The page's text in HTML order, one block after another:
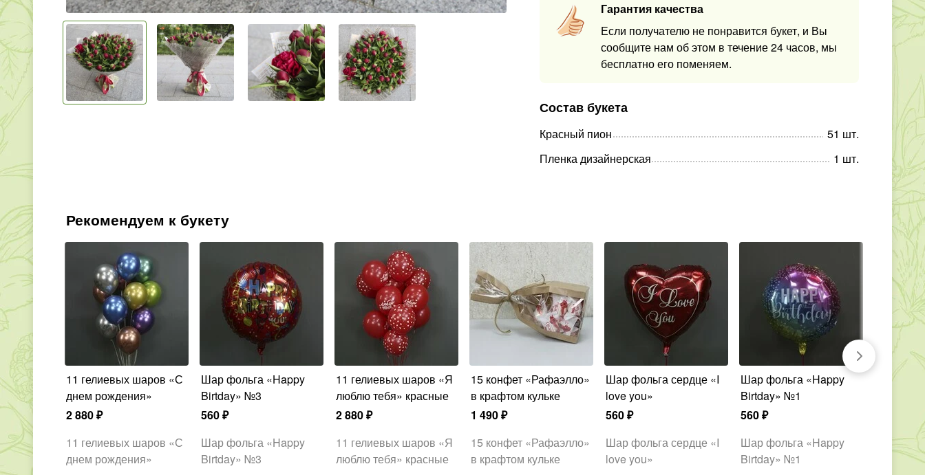
Гарантия качества
Если получателю не понравится букет, и Вы
сообщите нам об этом в течение 24 часов, мы
бесплатно его поменяем.
Состав букета
Красный пион 51 шт.
Пленка дизайнерская
1 шт.
Рекомендуем к букету
11 гелиевых шаров «С
днем рождения»
2 880₽
11 гелиевых шаров «С
днем рождения»
Шар фольга «Happy
Birtday» №3
560₽
Шар фольга «Happy
Birtday» №3
11 гелиевых шаров «Я
люблю тебя» красные
2 880₽
11 гелиевых шаров «Я
люблю тебя» красные
15 конфет «Рафаэлло»
в крафтом кульке
1 490₽
15 конфет «Рафаэлло»
в крафтом кульке
Шар фольга сердце «I
love you»
560₽
Шар фольга сердце «I
love you»
Шар фольга «Happy
Birtday» №1
560₽
Шар фольга «Happy
Birtday» №1
11